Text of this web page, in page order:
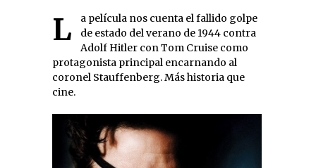
La película nos cuenta el fallido golpe
de estado del verano de 1944 contra
Adolf Hitler con Tom Cruise como
protagonista principal encarnando al
coronel Stauffenberg. Más historia que
cine.